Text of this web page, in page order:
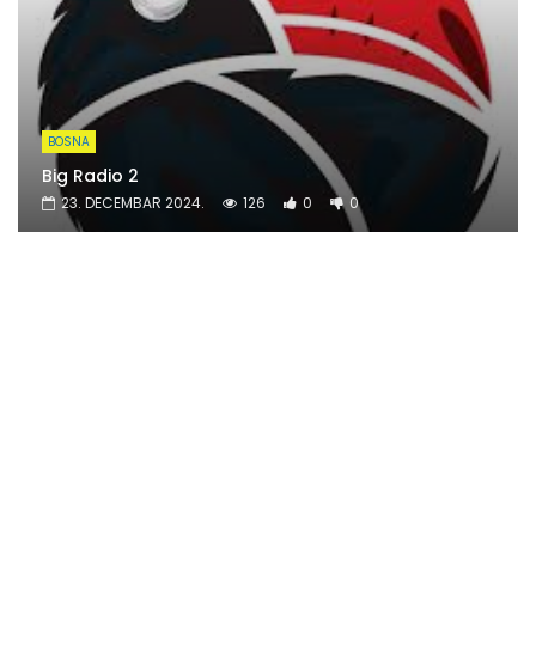
BOSNA
Big Radio 2
23. DECEMBAR 2024. 126 0 0